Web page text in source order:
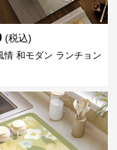
(税込)
情 和モダン ランチョン